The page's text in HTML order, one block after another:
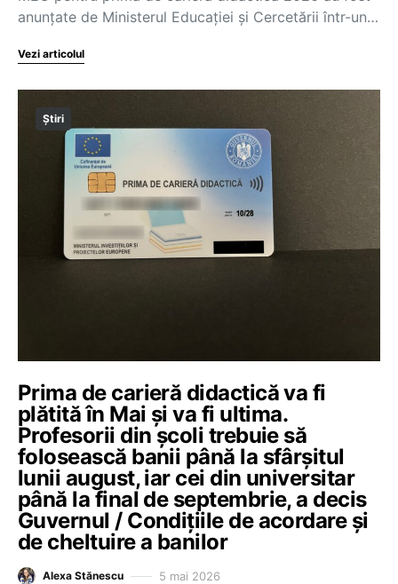
anunțate de Ministerul Educației și Cercetării într-un…
Vezi articolul
Știri
Prima de carieră didactică va fi
plătită în Mai și va fi ultima.
Profesorii din școli trebuie să
folosească banii până la sfârșitul
lunii august, iar cei din universitar
până la final de septembrie, a decis
Guvernul / Condițiile de acordare și
de cheltuire a banilor
Alexa Stănescu 5 mai 2026